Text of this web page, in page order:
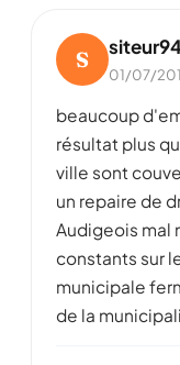
S
01/07/
beaucoup
résultat plus
ville sont
un repaire de
Audigeois mal
constants sur
municipale
de la